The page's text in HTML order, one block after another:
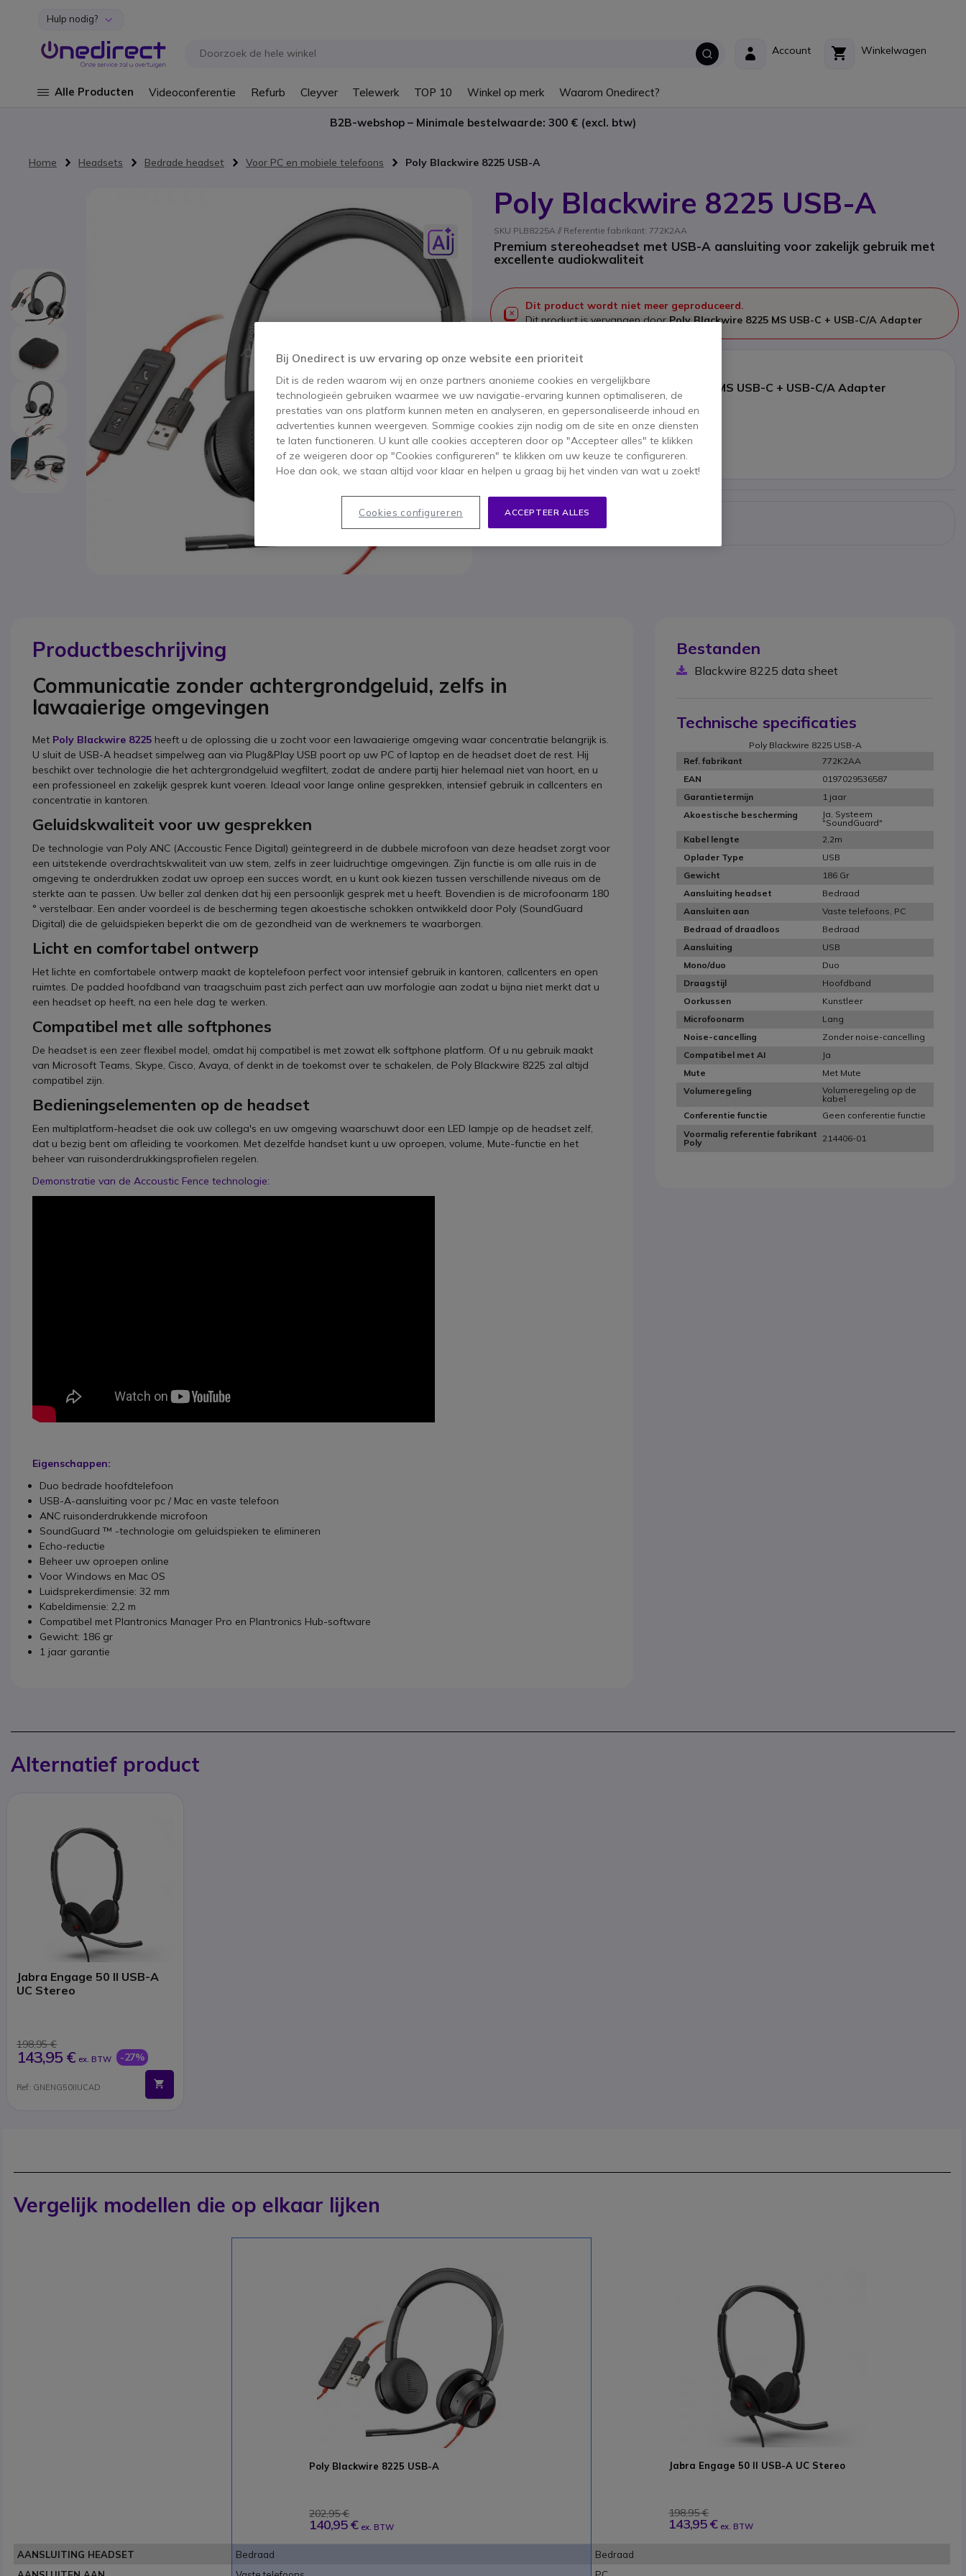
Ga naar de inhoud
Hulp nodig?
Winkelwagen
Account
Alle Producten Videoconferentie Refurb Cleyver Telewerk TOP 10 Winkel op merk Waarom Onedirect?
B2B-webshop – Minimale bestelwaarde: 300 € (excl. btw)
Home Headsets Bedrade headset Voor PC en mobiele telefoons Poly Blackwire 8225 USB-A
Poly Blackwire 8225 USB-A
SKU PLB8225A // Referentie fabrikant: 772K2AA
Premium stereoheadset met USB-A aansluiting voor zakelijk gebruik met
excellente audiokwaliteit
Dit product wordt niet meer geproduceerd.
Dit product is vervangen doorPoly Blackwire 8225 MS USB-C + USB-C/A Adapter
Poly Blackwire 8225 MS USB-C + USB-C/A Adapter
159,95 €
104,95 € ex. BTW
Bekijk opvolger
Productbeschrijving
Communicatie zonder achtergrondgeluid, zelfs in
lawaaierige omgevingen
Met Poly Blackwire 8225 heeft u de oplossing die u zocht voor een lawaaierige omgeving waar concentratie belangrijk is.
U sluit de USB-A headset simpelweg aan via Plug&Play USB poort op uw PC of laptop en de headset doet de rest. Hij
beschikt over technologie die het achtergrondgeluid wegfiltert, zodat de andere partij hier helemaal niet van hoort, en u
een professioneel en zakelijk gesprek kunt voeren. Ideaal voor lange online gesprekken, intensief gebruik in callcenters en
concentratie in kantoren.
Geluidskwaliteit voor uw gesprekken
De technologie van Poly ANC (Accoustic Fence Digital) geïntegreerd in de dubbele microfoon van deze headset zorgt voor
een uitstekende overdrachtskwaliteit van uw stem, zelfs in zeer luidruchtige omgevingen. Zijn functie is om alle ruis in de
omgeving te onderdrukken zodat uw oproep een succes wordt, en u kunt ook kiezen tussen verschillende niveaus om de
sterkte aan te passen. Uw beller zal denken dat hij een persoonlijk gesprek met u heeft. Bovendien is de microfoonarm 180
° verstelbaar. Een ander voordeel is de bescherming tegen akoestische schokken ontwikkeld door Poly (SoundGuard
Digital) die de geluidspieken beperkt die om de gezondheid van de werknemers te waarborgen.
Licht en comfortabel ontwerp
Het lichte en comfortabele ontwerp maakt de koptelefoon perfect voor intensief gebruik in kantoren, callcenters en open
ruimtes. De padded hoofdband van traagschuim past zich perfect aan uw morfologie aan zodat u bijna niet merkt dat u
een headset op heeft, na een hele dag te werken.
Compatibel met alle softphones
De headset is een zeer flexibel model, omdat hij compatibel is met zowat elk softphone platform. Of u nu gebruik maakt
van Microsoft Teams, Skype, Cisco, Avaya, of denkt in de toekomst over te schakelen, de Poly Blackwire 8225 zal altijd
compatibel zijn.
Bedieningselementen op de headset
Een multiplatform-headset die ook uw collega's en uw omgeving waarschuwt door een LED lampje op de headset zelf,
dat u bezig bent om afleiding te voorkomen. Met dezelfde handset kunt u uw oproepen, volume, Mute-functie en het
beheer van ruisonderdrukkingsprofielen regelen.
Demonstratie van de Accoustic Fence technologie:
Eigenschappen:
Duo bedrade hoofdtelefoon
USB-A-aansluiting voor pc / Mac en vaste telefoon
ANC ruisonderdrukkende microfoon
SoundGuard ™ -technologie om geluidspieken te elimineren
Echo-reductie
Beheer uw oproepen online
Voor Windows en Mac OS
Luidsprekerdimensie: 32 mm
Kabeldimensie: 2,2 m
Compatibel met Plantronics Manager Pro en Plantronics Hub-software
Gewicht: 186 gr
1 jaar garantie
Bestanden
Blackwire 8225 data sheet
Technische specificaties
Poly Blackwire 8225 USB-A
Ref. fabrikant
772K2AA
EAN
0197029536587
Garantietermijn
1 jaar
Akoestische bescherming
Ja, Systeem
"SoundGuard"
Kabel lengte
2,2m
Oplader Type
USB
Gewicht
186 Gr
Aansluiting headset
Bedraad
Aansluiten aan
Vaste telefoons, PC
Bedraad of draadloos
Bedraad
Aansluiting
USB
Mono/duo
Duo
Draagstijl
Hoofdband
Oorkussen
Kunstleer
Microfoonarm
Lang
Noise-cancelling
Zonder noise-cancelling
Compatibel met AI
Ja
Mute
Met Mute
Volumeregeling
Volumeregeling op de
kabel
Conferentie functie
Geen conferentie functie
Voormalig referentie fabrikant
Poly
214406-01
Alternatief product
Jabra Engage 50 II USB-A
UC Stereo
198,95 €
143,95 € ex. BTW -27%
Ref: GNENG50IIUCAD
Vergelijk modellen die op elkaar lijken
Poly Blackwire 8225 USB-A
202,95 €
140,95 € ex. BTW
Jabra Engage 50 II USB-A UC Stereo
198,95 €
143,95 € ex. BTW
AANSLUITING HEADSET Bedraad
Bedraad
Bij Onedirect is uw ervaring op onze website een prioriteit
Dit is de reden waarom wij en onze partners anonieme cookies en vergelijkbare
technologieën gebruiken waarmee we uw navigatie-ervaring kunnen optimaliseren, de
prestaties van ons platform kunnen meten en analyseren, en gepersonaliseerde inhoud en
advertenties kunnen weergeven. Sommige cookies zijn nodig om de site en onze diensten
te laten functioneren. U kunt alle cookies accepteren door op "Accepteer alles" te klikken
of ze weigeren door op "Cookies configureren" te klikken om uw keuze te configureren.
Hoe dan ook, we staan altijd voor klaar en helpen u graag bij het vinden van wat u zoekt!
ACCEPTEER ALLES
Cookies configureren